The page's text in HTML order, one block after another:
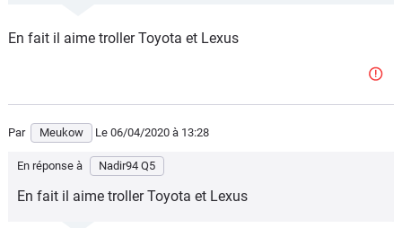
maternelle). Sais-tu distinguer les différents type de
plastiques, la qualité perçue et qualité réelle, sais-tu faire
Regarde la conception des baies moteurs Toyota,
l’accessibilité vs Renault.....
Enfin à quoi bon, tu ne feras que copier/coller ta haine de
Toyota dans tous les commentaires... pathétique
En fait il aime troller Toyota et Lexus
Par Meukow Le 06/04/2020 à 13:28
En réponse à Nadir94 Q5
En fait il aime troller Toyota et Lexus